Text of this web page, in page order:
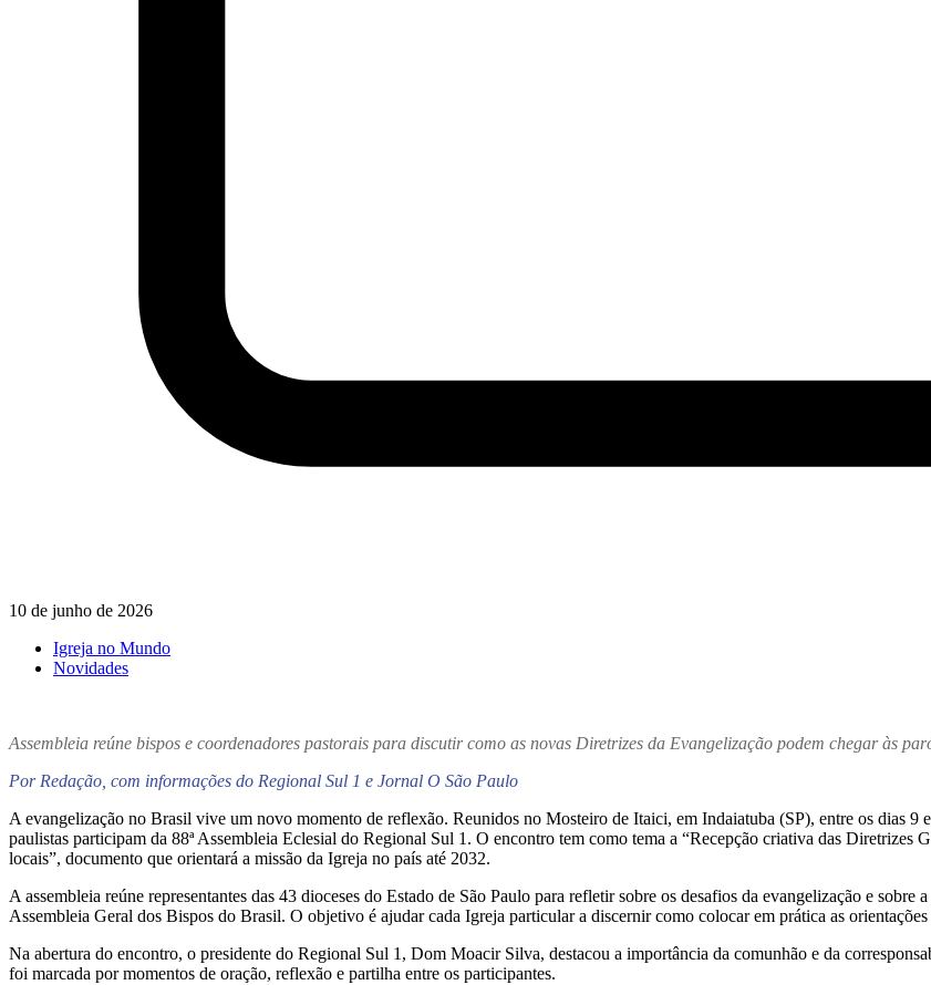
10 de junho de 2026
Igreja no Mundo
Novidades
Assembleia reúne bispos e coordenadores pastorais para discutir como as novas Diretrizes da Evangelização podem chegar às
Por Redação, com informações do Regional Sul 1 e Jornal O São Paulo
A evangelização no Brasil vive um novo momento de reflexão. Reunidos no Mosteiro de Itaici, em Indaiatuba (SP), entre os dias 9
paulistas participam da 88ª Assembleia Eclesial do Regional Sul 1. O encontro tem como tema a “Recepção criativa das Diretrizes
locais”, documento que orientará a missão da Igreja no país até 2032.
A assembleia reúne representantes das 43 dioceses do Estado de São Paulo para refletir sobre os desafios da evangelização e sobre
Assembleia Geral dos Bispos do Brasil. O objetivo é ajudar cada Igreja particular a discernir como colocar em prática as orientações
Na abertura do encontro, o presidente do Regional Sul 1, Dom Moacir Silva, destacou a importância da comunhão e da
foi marcada por momentos de oração, reflexão e partilha entre os participantes.